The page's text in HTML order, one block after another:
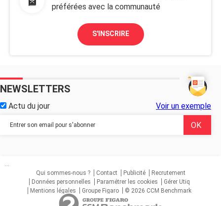
préférées avec la communauté
S'INSCRIRE
NEWSLETTERS
Actu du jour Voir un exemple
...
Qui sommes-nous ?
Contact Publicité
Recrutement
Données personnelles
Paramétrer les cookies
Gérer Utiq
Mentions légales
Groupe Figaro © 2026 CCM Benchmark